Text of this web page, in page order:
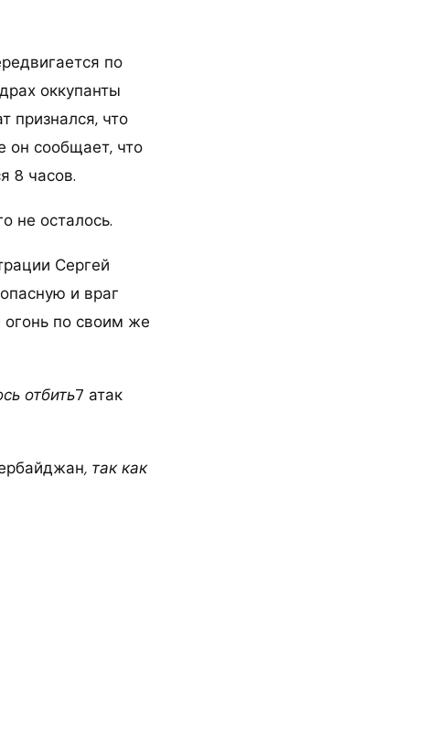
по
оккупанты
признался, что
он сообщает, что
8 часов.
не осталось.
Сергей
и враг
огонь по своим же
отбить7 атак
, так как